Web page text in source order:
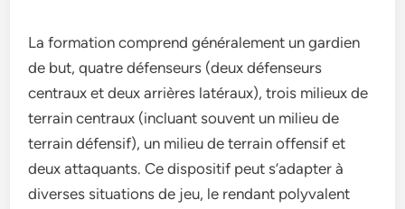
La formation comprend généralement un gardien
de but, quatre défenseurs (deux défenseurs
centraux et deux arrières latéraux), trois milieux de
terrain centraux (incluant souvent un milieu de
terrain défensif), un milieu de terrain offensif et
deux attaquants. Ce dispositif peut s’adapter à
diverses situations de jeu, le rendant polyvalent